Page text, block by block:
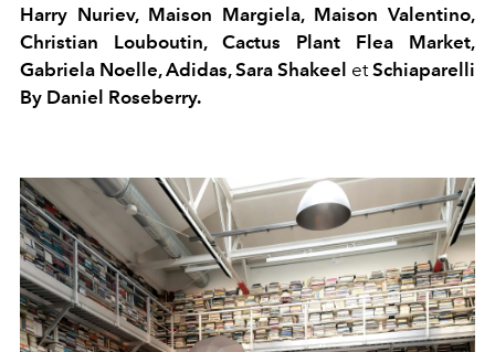
Harry Nuriev, Maison Margiela, Maison Valentino,
Christian Louboutin, Cactus Plant Flea Market,
Gabriela Noelle, Adidas, Sara Shakeel etSchiaparelli
By Daniel Roseberry.